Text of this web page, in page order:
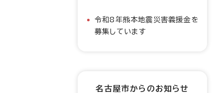
令和8年熊本地震災害義援金を
募集しています
名古屋市からのお知らせ